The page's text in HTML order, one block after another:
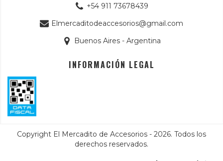
+54 911 73678439
Elmercaditodeaccesorios@gmail.com
Buenos Aires - Argentina
INFORMACIÓN LEGAL
Copyright El Mercadito de Accesorios - 2026. Todos los
derechos reservados.